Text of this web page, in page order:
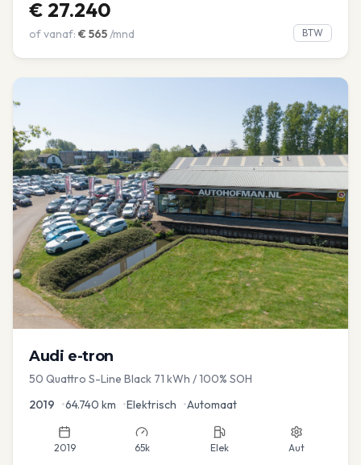
€ 27.240
of vanaf: € 565/mnd BTW
Audi e-tron
50 Quattro S-Line Black 71 kWh / 100% SOH
2019 •64.740 km •Elektrisch •Automaat
2019 65k Elek Aut